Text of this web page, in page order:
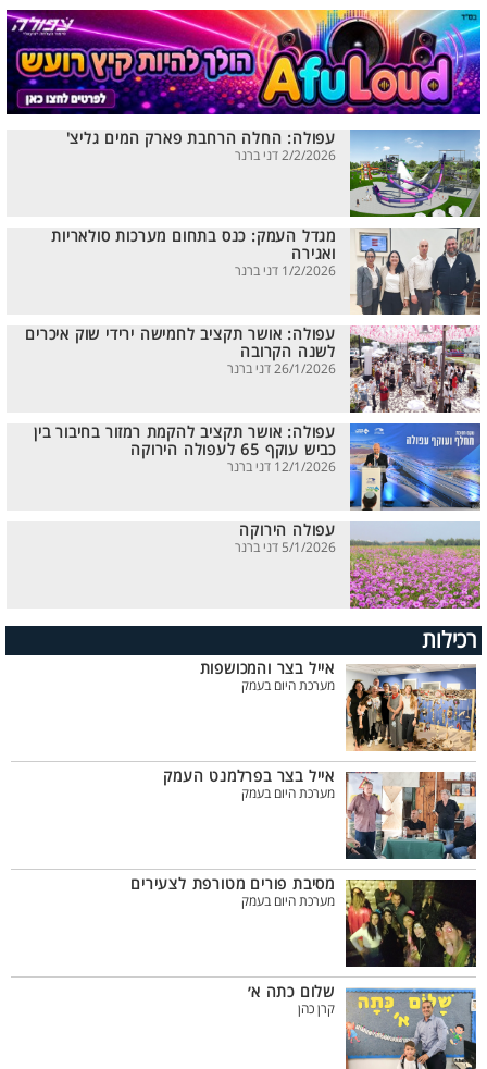
עפולה: החלה הרחבת פארק המים גליצ'
2/2/2026 דני ברנר
מגדל העמק: כנס בתחום מערכות סולאריות
ואגירה
1/2/2026 דני ברנר
עפולה: אושר תקציב לחמישה ירידי שוק איכרים
לשנה הקרובה
26/1/2026 דני ברנר
עפולה: אושר תקציב להקמת רמזור בחיבור בין
כביש עוקף 65 לעפולה הירוקה
12/1/2026 דני ברנר
עפולה הירוקה
5/1/2026 דני ברנר
רכילות
אייל בצר והמכושפות
מערכת היום בעמק
אייל בצר בפרלמנט העמק
מערכת היום בעמק
מסיבת פורים מטורפת לצעירים
מערכת היום בעמק
שלום כתה א׳
קרן כהן